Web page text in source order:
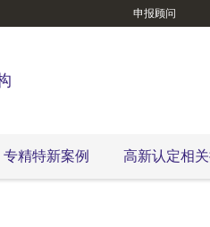
申报顾问
专精特新案例 高新认定相